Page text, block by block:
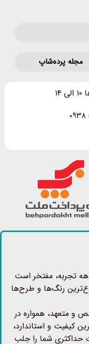
مجله پرده‌شاپ
تجربه، مفتخر است
رنگ‌ها و طرح‌ها
و متعهد، همواره در
کیفیت و استاندارد،
حداکثری شما را جلب